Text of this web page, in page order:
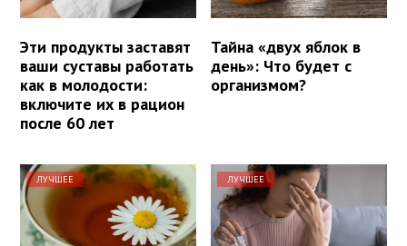
Эти продукты заставят
ваши суставы работать
как в молодости:
включите их в рацион
после 60 лет
Тайна «двух яблок в
день»: Что будет с
организмом?
ЛУЧШЕЕ ЛУЧШЕЕ